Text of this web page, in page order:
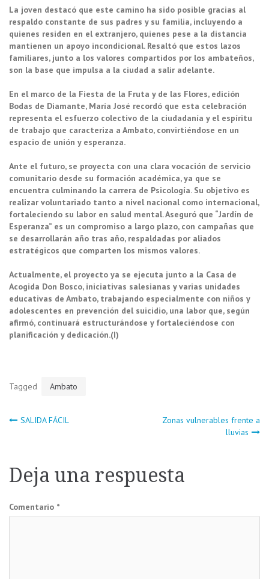
La joven destacó que este camino ha sido posible gracias al
respaldo constante de sus padres y su familia, incluyendo a
quienes residen en el extranjero, quienes pese a la distancia
mantienen un apoyo incondicional. Resaltó que estos lazos
familiares, junto a los valores compartidos por los ambateños,
son la base que impulsa a la ciudad a salir adelante.
En el marco de la Fiesta de la Fruta y de las Flores, edición
Bodas de Diamante, María José recordó que esta celebración
representa el esfuerzo colectivo de la ciudadanía y el espíritu
de trabajo que caracteriza a Ambato, convirtiéndose en un
espacio de unión y esperanza.
Ante el futuro, se proyecta con una clara vocación de servicio
comunitario desde su formación académica, ya que se
encuentra culminando la carrera de Psicología. Su objetivo es
realizar voluntariado tanto a nivel nacional como internacional,
fortaleciendo su labor en salud mental. Aseguró que “Jardín de
Esperanza” es un compromiso a largo plazo, con campañas que
se desarrollarán año tras año, respaldadas por aliados
estratégicos que comparten los mismos valores.
Actualmente, el proyecto ya se ejecuta junto a la Casa de
Acogida Don Bosco, iniciativas salesianas y varias unidades
educativas de Ambato, trabajando especialmente con niños y
adolescentes en prevención del suicidio, una labor que, según
afirmó, continuará estructurándose y fortaleciéndose con
planificación y dedicación.(I)
Tagged Ambato
Navegación
entradas
SALIDA FÁCIL
Zonas vulnerables frente a
lluvias
Deja una respuesta
Comentario *